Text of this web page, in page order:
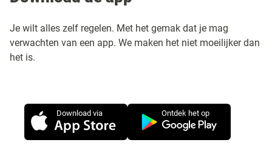
Je wilt alles zelf regelen. Met het gemak dat je mag
verwachten van een app. We maken het niet moeilijker dan
het is.